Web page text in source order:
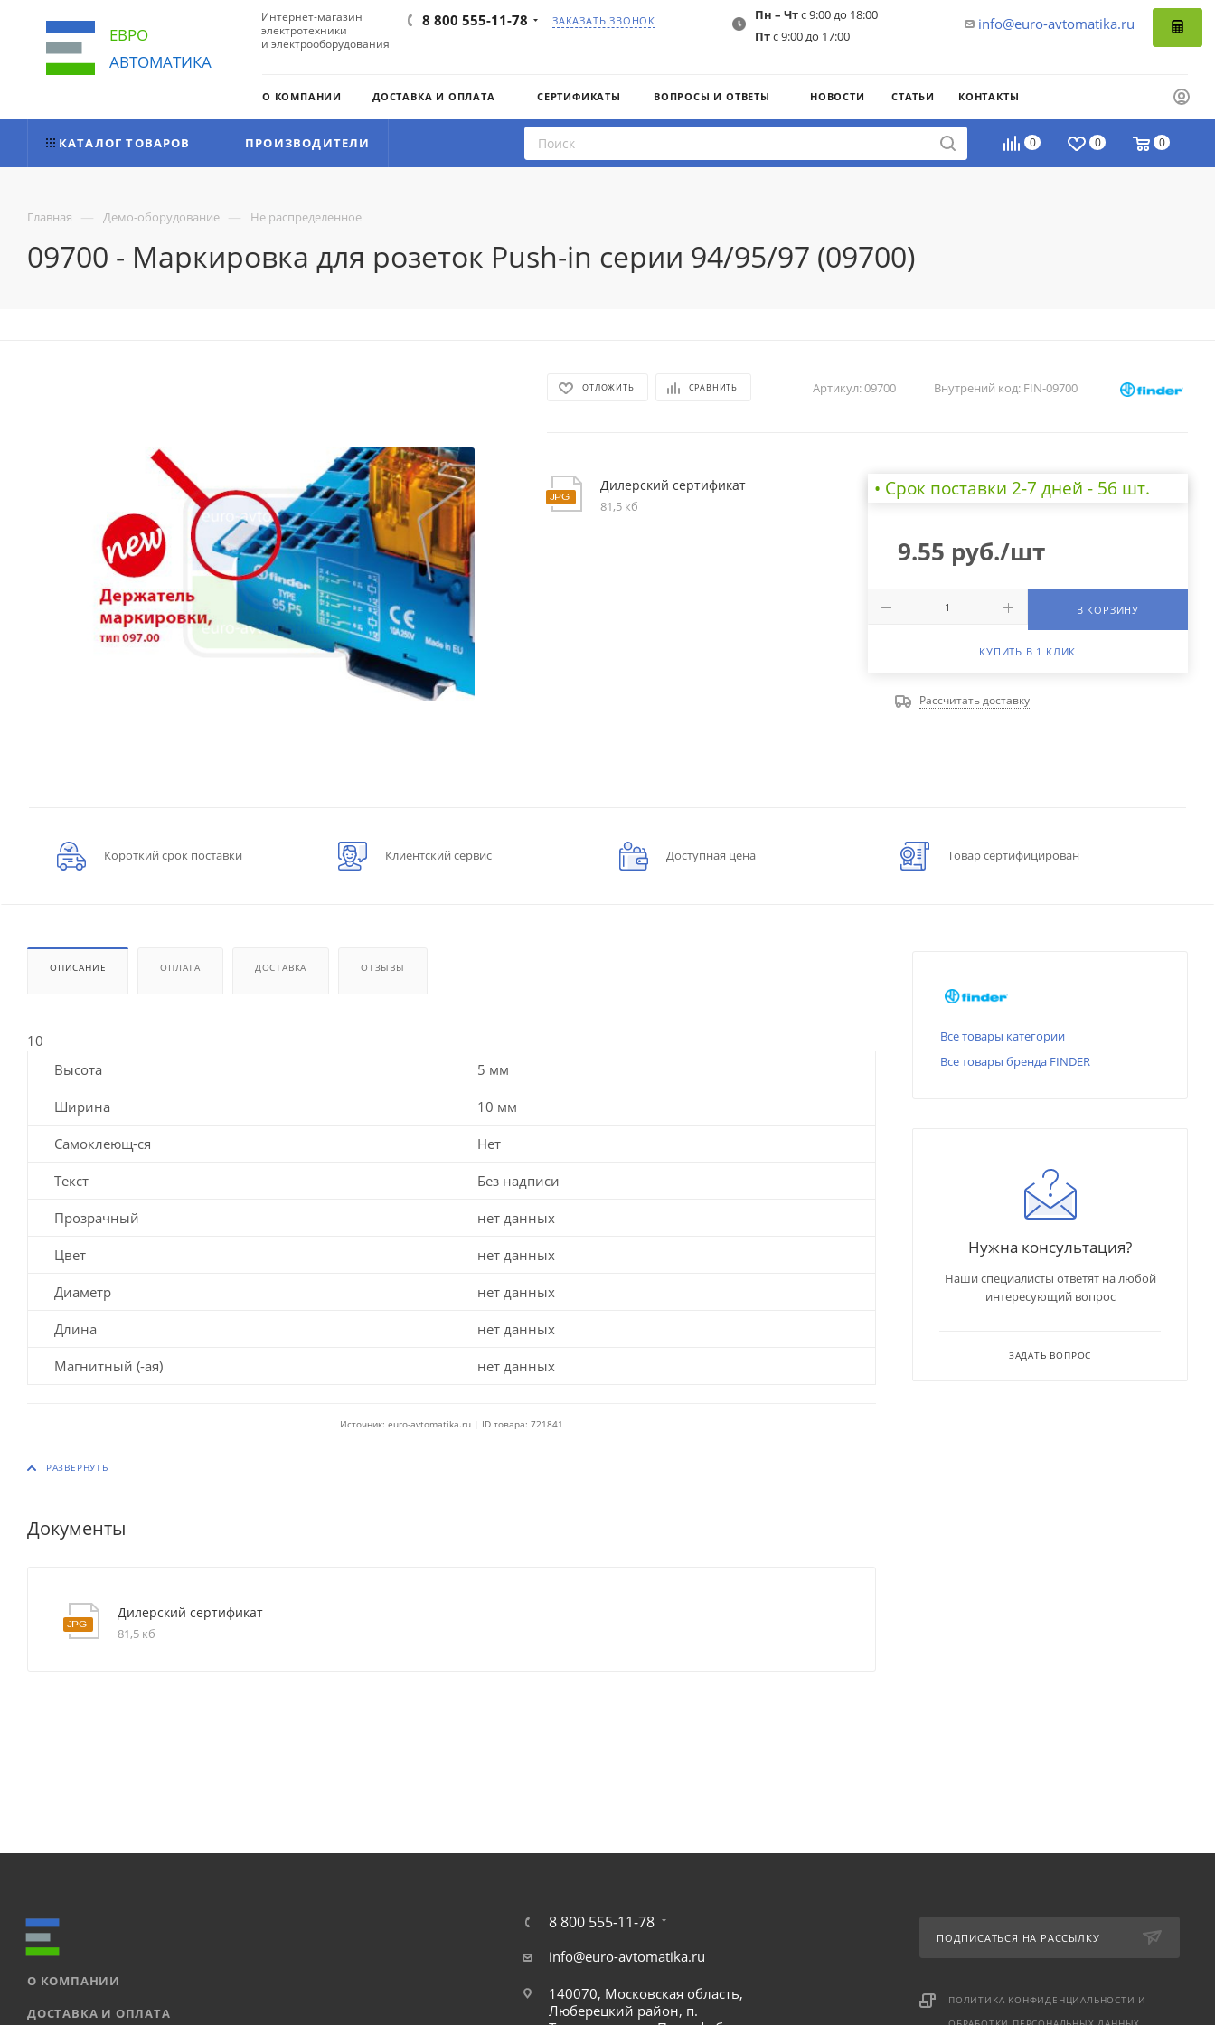
ЕВРО
АВТОМАТИКА
Интернет-магазин
электротехники
и электрооборудования
8 800 555-11-78 ЗАКАЗАТЬ ЗВОНОК info@euro-avtomatika.ru
Пн – Чтс 9:00 до 18:00
Птс 9:00 до 17:00
О КОМПАНИИ ДОСТАВКА И ОПЛАТА СЕРТИФИКАТЫ ВОПРОСЫ И ОТВЕТЫ НОВОСТИ СТАТЬИ КОНТАКТЫ
0 0 0
КАТАЛОГ ТОВАРОВ ПРОИЗВОДИТЕЛИ
Главная — Демо-оборудование — Не распределенное
09700 - Маркировка для розеток Push-in серии 94/95/97 (09700)
ОТЛОЖИТЬ СРАВНИТЬ Артикул:09700 Внутрений код: FIN-09700
Дилерский сертификат
81,5 кб
• Cрок поставки 2-7 дней - 56 шт.
9.55 руб./шт
В КОРЗИНУ
КУПИТЬ В 1 КЛИК
Рассчитать доставку
Короткий срок поставки Клиентский сервис Доступная цена Товар сертифицирован
ОПИСАНИЕ ОПЛАТА ДОСТАВКА ОТЗЫВЫ
10
Высота
5 мм
Ширина 10 мм
Самоклеющ-ся Нет
Текст Без надписи
Прозрачный нет данных
Цвет нет данных
Диаметр нет данных
Длина нет данных
Магнитный (-ая) нет данных
Источник: euro-avtomatika.ru | ID товара: 721841
Документы
Дилерский сертификат
81,5 кб
Все товары категории
Все товары бренда FINDER
Нужна консультация?
Наши специалисты ответят на любой
интересующий вопрос
ЗАДАТЬ ВОПРОС
О КОМПАНИИ
ДОСТАВКА И ОПЛАТА
8 800 555-11-78
info@euro-avtomatika.ru
140070, Московская область,
Люберецкий район, п.
ПОДПИСАТЬСЯ НА РАССЫЛКУ
ПОЛИТИКА КОНФИДЕНЦИАЛЬНОСТИ И